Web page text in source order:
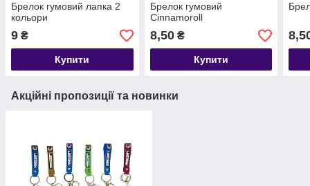
Брелок гумовий лапка 2
кольори
9 ₴
Купити
Брелок гумовий
Cinnamoroll
8,50₴
Купити
Акційні пропозиції та новинки